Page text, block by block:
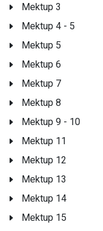
Mektup 3
Mektup 4 - 5
Mektup 5
Mektup 6
Mektup 7
Mektup 8
Mektup 9 - 10
Mektup 11
Mektup 12
Mektup 13
Mektup 14
Mektup 15